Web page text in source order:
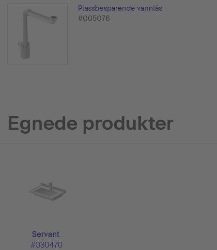
Plassbesparende vannlås
#005076
Egnede produkter
Servant
#030470